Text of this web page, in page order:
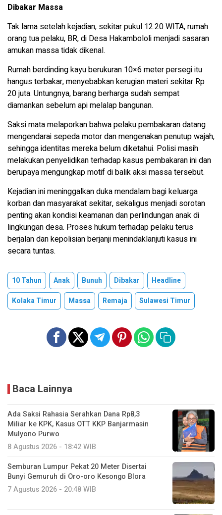
Dibakar Massa
Tak lama setelah kejadian, sekitar pukul 12.20 WITA, rumah
orang tua pelaku, BR, di Desa Hakambololi menjadi sasaran
amukan massa tidak dikenal.
Rumah berdinding kayu berukuran 10×6 meter persegi itu
hangus terbakar, menyebabkan kerugian materi sekitar Rp
20 juta. Untungnya, barang berharga sudah sempat
diamankan sebelum api melalap bangunan.
Saksi mata melaporkan bahwa pelaku pembakaran datang
mengendarai sepeda motor dan mengenakan penutup wajah,
sehingga identitas mereka belum diketahui. Polisi masih
melakukan penyelidikan terhadap kasus pembakaran ini dan
berupaya mengungkap motif di balik aksi massa tersebut.
Kejadian ini meninggalkan duka mendalam bagi keluarga
korban dan masyarakat sekitar, sekaligus menjadi sorotan
penting akan kondisi keamanan dan perlindungan anak di
lingkungan desa. Proses hukum terhadap pelaku terus
berjalan dan kepolisian berjanji menindaklanjuti kasus ini
secara tuntas.
10 Tahun Anak Bunuh Dibakar
Headline
Kolaka Timur
Massa Remaja Sulawesi Timur
Baca Lainnya
Ada Saksi Rahasia Serahkan Dana Rp8,3
Miliar ke KPK, Kasus OTT KKP Banjarmasin
Mulyono Purwo
8 Agustus 2026 - 18:42 WIB
Semburan Lumpur Pekat 20 Meter Disertai
Bunyi Gemuruh di Oro-oro Kesongo Blora
7 Agustus 2026 - 20:48 WIB